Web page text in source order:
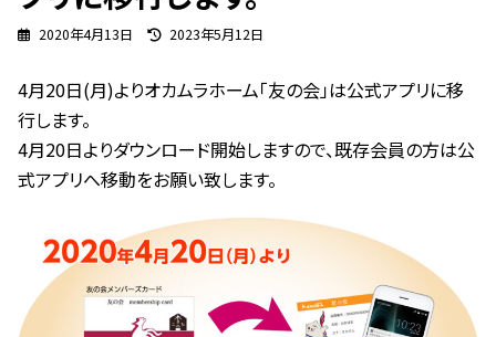
2020年4月13日
最
新
:
2023年5月12日
4月20日(月)よりオカムラホーム「友の会」は公式アプリに移
行します。
4月20日よりダウンロード開始しますので、既存会員の方は公
式アプリへ移動をお願い致します。